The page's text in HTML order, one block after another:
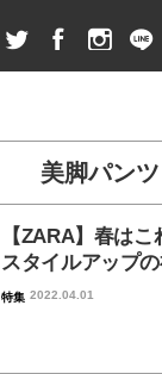
美脚パンツ
【ZARA】春は
スタイルアップ
特集 2022.04.01